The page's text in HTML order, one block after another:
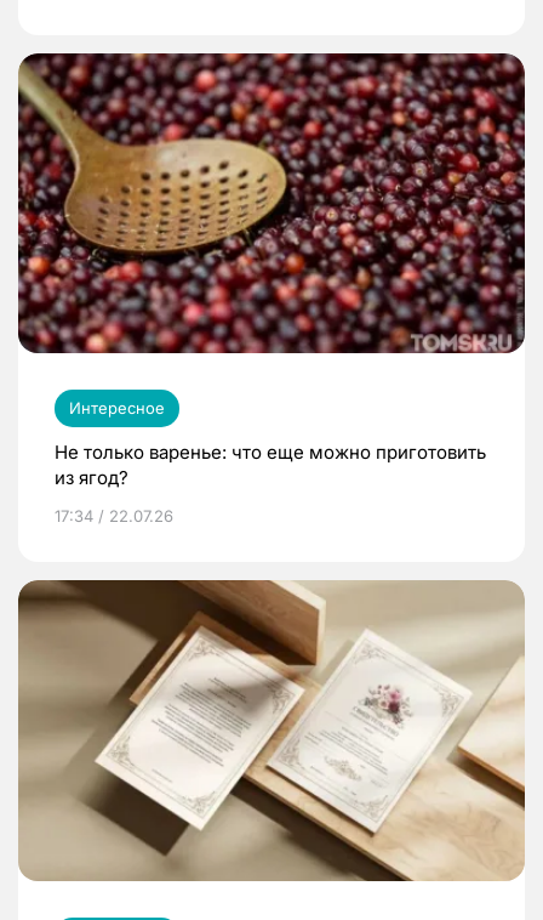
Интересное
Не только варенье: что еще можно приготовить
из ягод?
17:34 / 22.07.26